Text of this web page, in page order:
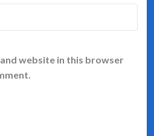
website in this browser